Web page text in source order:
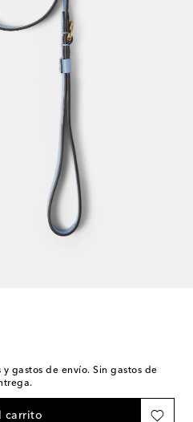
y gastos de envío. Sin gastos de
carrito